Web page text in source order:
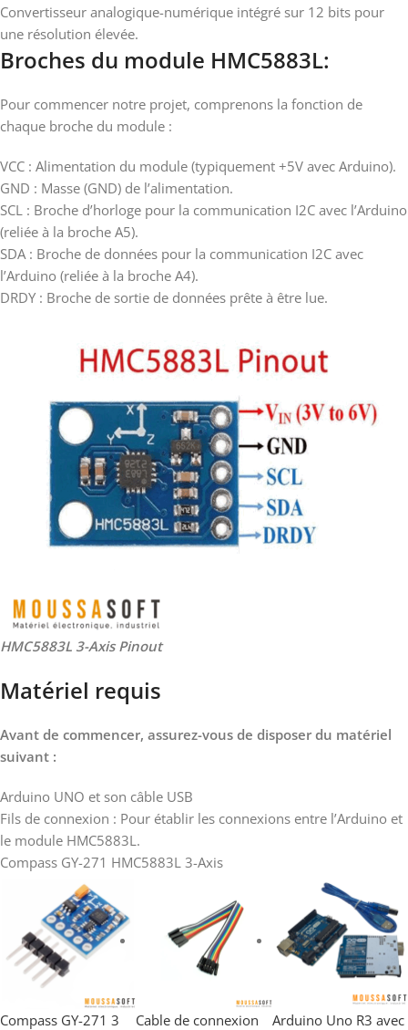
Convertisseur analogique-numérique intégré sur 12 bits pour
une résolution élevée.
Broches du module HMC5883L:
Pour commencer notre projet, comprenons la fonction de
chaque broche du module :
VCC : Alimentation du module (typiquement +5V avec Arduino).
GND : Masse (GND) de l’alimentation.
SCL : Broche d’horloge pour la communication I2C avec l’Arduino
(reliée à la broche A5).
SDA : Broche de données pour la communication I2C avec
l’Arduino (reliée à la broche A4).
DRDY : Broche de sortie de données prête à être lue.
HMC5883L 3-Axis Pinout
Matériel requis
Avant de commencer, assurez-vous de disposer du matériel
suivant :
Arduino UNO et son câble USB
Fils de connexion : Pour établir les connexions entre l’Arduino et
le module HMC5883L.
Compass GY-271 HMC5883L 3-Axis
Compass GY-271 3 Cable de connexion Arduino Uno R3 avec